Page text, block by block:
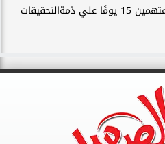
حبس 3 متهمين 15 يومًا علي ذمةالتحقيقات